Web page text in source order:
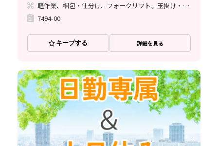
軽作業、梱包・仕分け、フォークリフト、玉掛け・クレーン
7494-00
キープする 詳細を見る